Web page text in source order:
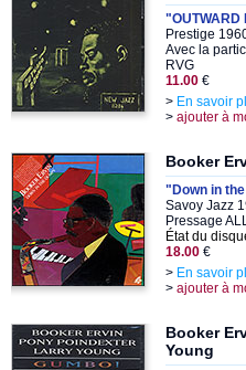
"OUTWARD
Prestige
Avec la
RVG
11.00 €
> En savoir
> ajouter à
Booker
"Down in
Savoy Jazz
Pressage
État du
18.00 €
> En savoir
> ajouter à
Booker
Young